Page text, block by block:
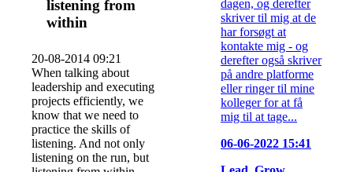
listening from
within
20-08-2014 09:21
When talking about
leadership and executing
projects efficiently, we
know that we need to
practice the skills of
listening. And not only
listening on the run, but
dagen, og derefter
skriver til mig at de
har forsøgt at
kontakte mig - og
derefter også skriver
på andre platforme
eller ringer til mine
kolleger for at få
mig til at tage...
06-06-2022 15:41